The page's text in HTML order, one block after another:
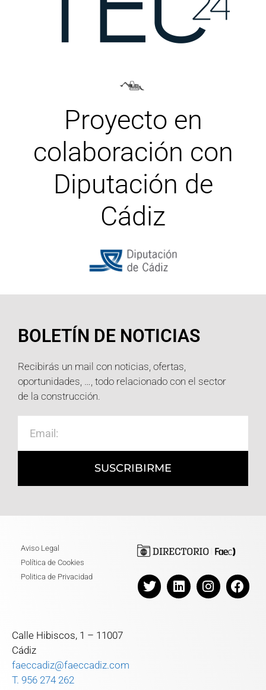
Proyecto en
colaboración con
Diputación de
Cádiz
BOLETÍN DE NOTICIAS
Recibirás un mail con noticias, ofertas,
oportunidades, …, todo relacionado con el sector
de la construcción.
SUSCRIBIRME
Aviso Legal
Política de Cookies
Politica de Privacidad
Calle Hibiscos, 1 – 11007
Cádiz
faeccadiz@faeccadiz.com
T. 956 274 262